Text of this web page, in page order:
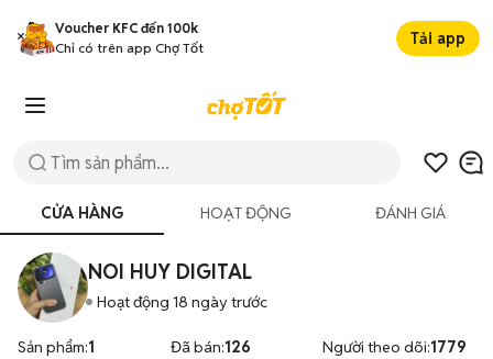
Voucher KFC đến 100k
Chỉ có trên app Chợ Tốt
Tải app
NOI HUY DIGITAL
Hoạt động 18 ngày trước
Sản phẩm:1 Đã bán:126 Người theo dõi:1779
CỬA HÀNG HOẠT ĐỘNG ĐÁNH GIÁ